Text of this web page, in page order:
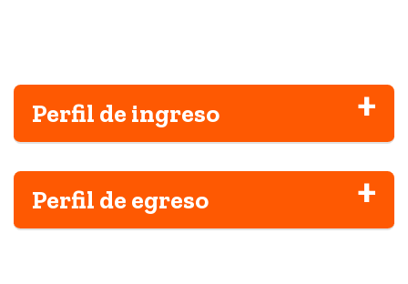
Perfil de ingreso
Perfil de egreso